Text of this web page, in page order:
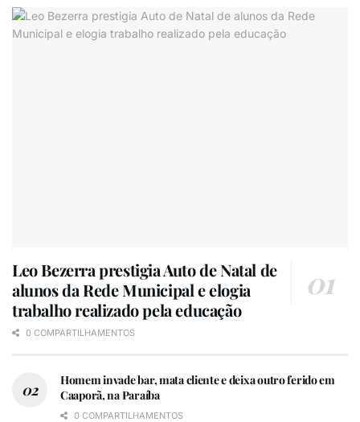
Leo Bezerra prestigia Auto de Natal de
alunos da Rede Municipal e elogia
trabalho realizado pela educação
0 COMPARTILHAMENTOS
Homem invade bar, mata cliente e deixa outro ferido em
Caaporã, na Paraíba
0 COMPARTILHAMENTOS